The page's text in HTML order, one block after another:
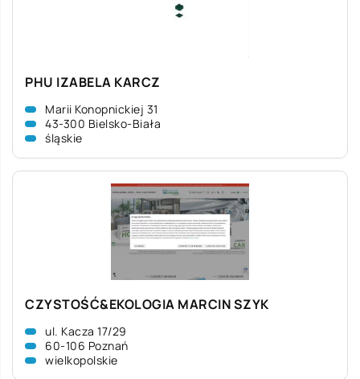
PHU IZABELA KARCZ
Marii Konopnickiej 31
43-300 Bielsko-Biała
śląskie
CZYSTOŚĆ&EKOLOGIA MARCIN SZYK
ul. Kacza 17/29
60-106 Poznań
wielkopolskie